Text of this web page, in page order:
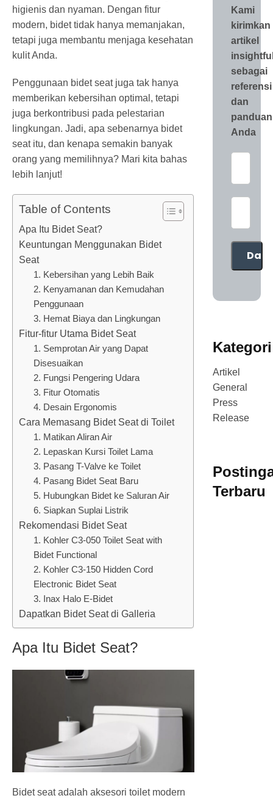
higienis dan nyaman. Dengan fitur
modern, bidet tidak hanya memanjakan,
tetapi juga membantu menjaga kesehatan
kulit Anda.
Penggunaan bidet seat juga tak hanya
memberikan kebersihan optimal, tetapi
juga berkontribusi pada pelestarian
lingkungan. Jadi, apa sebenarnya bidet
seat itu, dan kenapa semakin banyak
orang yang memilihnya? Mari kita bahas
lebih lanjut!
Table of Contents
Apa Itu Bidet Seat?
Keuntungan Menggunakan Bidet
Seat
1. Kebersihan yang Lebih Baik
2. Kenyamanan dan Kemudahan
Penggunaan
3. Hemat Biaya dan Lingkungan
Fitur-fitur Utama Bidet Seat
1. Semprotan Air yang Dapat
Disesuaikan
2. Fungsi Pengering Udara
3. Fitur Otomatis
4. Desain Ergonomis
Cara Memasang Bidet Seat di Toilet
1. Matikan Aliran Air
2. Lepaskan Kursi Toilet Lama
3. Pasang T-Valve ke Toilet
4. Pasang Bidet Seat Baru
5. Hubungkan Bidet ke Saluran Air
6. Siapkan Suplai Listrik
Rekomendasi Bidet Seat
1. Kohler C3-050 Toilet Seat with
Bidet Functional
2. Kohler C3-150 Hidden Cord
Electronic Bidet Seat
3. Inax Halo E-Bidet
Dapatkan Bidet Seat di Galleria
Apa Itu Bidet Seat?
Bidet seat adalah aksesori toilet modern
Kami
kirimkan
artikel
sebagai
referensi
dan
panduan
Anda
Kategori
Artikel
General
Press
Release
Terbaru